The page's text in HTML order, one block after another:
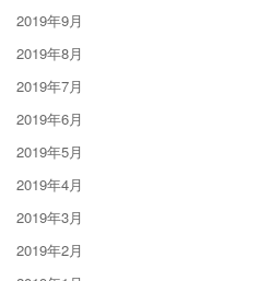
2019年9月
2019年8月
2019年7月
2019年6月
2019年5月
2019年4月
2019年3月
2019年2月